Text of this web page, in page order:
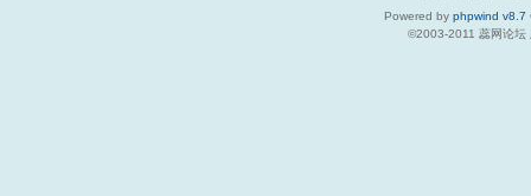
Powered by phpwind v8.7
©2003-2011 蕊网论坛